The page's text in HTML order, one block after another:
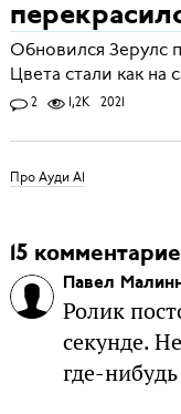
Обновился Зерулс
Цвета стали как на
2 1,2K 2021
Про Ауди A1
15
Павел
Ролик
секунде.
где-